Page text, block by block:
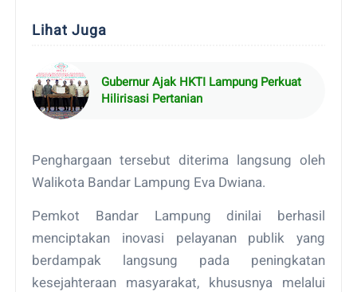
Lihat Juga
Gubernur Ajak HKTI Lampung Perkuat
Hilirisasi Pertanian
Penghargaan tersebut diterima langsung oleh
Walikota Bandar Lampung Eva Dwiana.
Pemkot Bandar Lampung dinilai berhasil
menciptakan inovasi pelayanan publik yang
berdampak langsung pada peningkatan
kesejahteraan masyarakat, khususnya melalui